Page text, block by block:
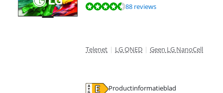
Beoordeling is 8,7 van de 10, gebaseerd op 88 reviews.
88 reviews
Telenet | LG QNED | Geen LG NanoCell
Productinformatieblad